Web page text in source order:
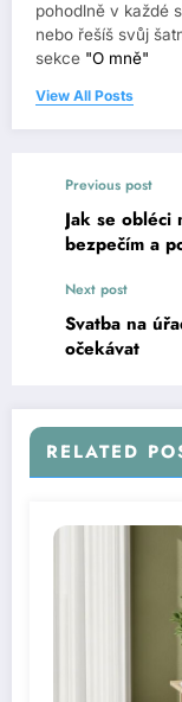
pohodlně v každé
nebo řešíš svůj
sekce "O mně"
View All Posts
Previous post
Jak se obléci
bezpečím a
Next post
Svatba na
očekávat
RELATED